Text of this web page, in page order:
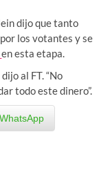
dijo que tanto
los votantes y se
en esta etapa.
al FT. “No
todo este dinero”.
WhatsApp